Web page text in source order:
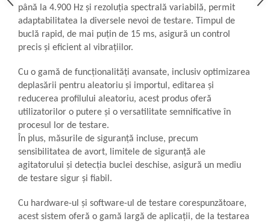
Echilibrări
Sonometrie
Aliniere geometrică
Termografie
până la 4.900 Hz și rezoluția spectrală variabilă, permit
adaptabilitatea la diversele nevoi de testare. Timpul de
buclă rapid, de mai puțin de 15 ms, asigură un control
precis și eficient al vibrațiilor.
Cu o gamă de funcționalități avansate, inclusiv optimizarea
deplasării pentru aleatoriu și importul, editarea și
reducerea profilului aleatoriu, acest produs oferă
utilizatorilor o putere și o versatilitate semnificative în
procesul lor de testare.
În plus, măsurile de siguranță incluse, precum
sensibilitatea de avort, limitele de siguranță ale
agitatorului și detecția buclei deschise, asigură un mediu
de testare sigur și fiabil.
Cu hardware-ul și software-ul de testare corespunzătoare,
acest sistem oferă o gamă largă de aplicații, de la testarea